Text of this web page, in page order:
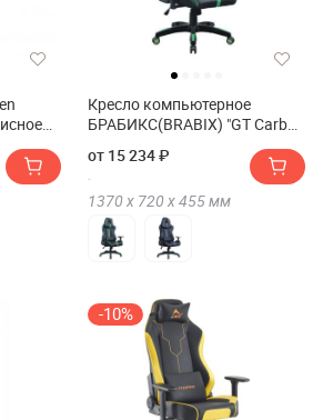
Кресло компьютерное
БРАБИКС(BRABIX) "GT Carbon
от 15 234 ₽
1370 х 720 х455мм
-10%